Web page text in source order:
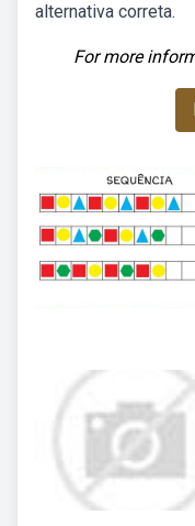
alternativa correta.
For more